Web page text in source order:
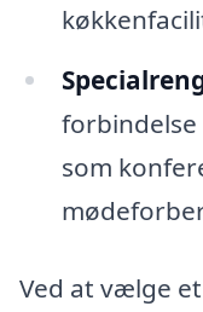
som
Ved at vælge